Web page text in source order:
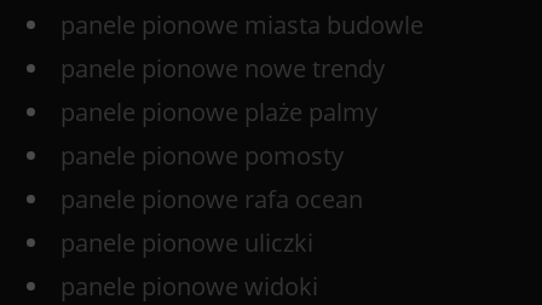
panele pionowe miasta budowle
panele pionowe nowe trendy
panele pionowe plaże palmy
panele pionowe pomosty
panele pionowe rafa ocean
panele pionowe uliczki
panele pionowe widoki